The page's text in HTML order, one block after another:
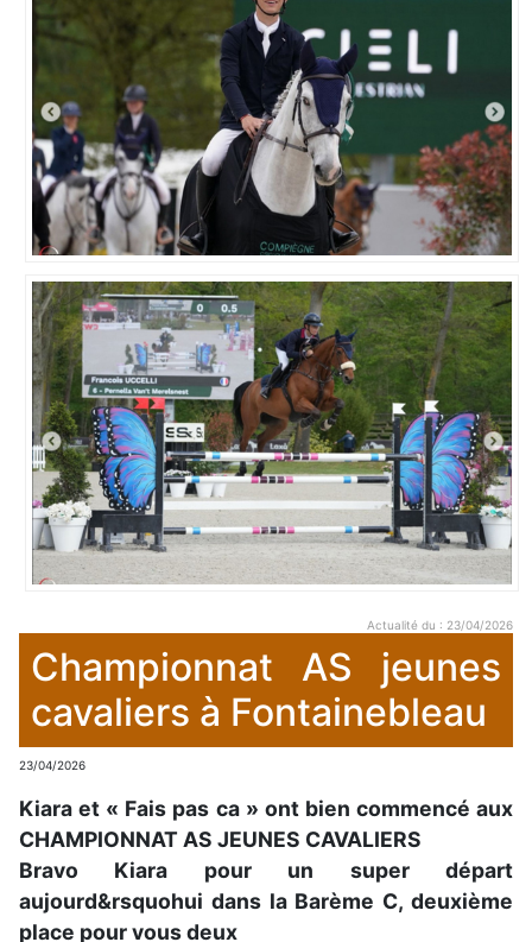
Actualité du : 23/04/2026
Championnat AS jeunes
cavaliers à Fontainebleau
23/04/2026
Kiara et « Fais pas ca » ont bien commencé aux
CHAMPIONNAT AS JEUNES CAVALIERS
Bravo Kiara pour un super départ
aujourd&rsquohui dans la Barème C, deuxième
place pour vous deux